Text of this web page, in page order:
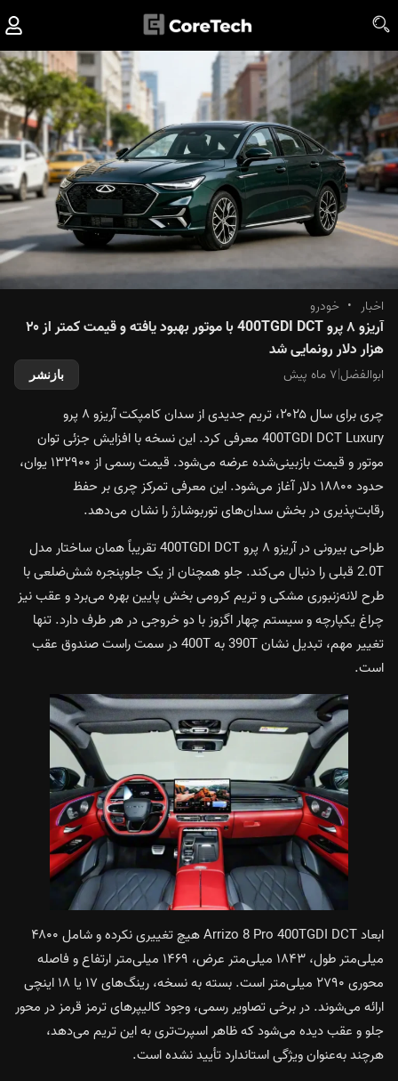
اخبار • خودرو
آریزو ۸ پرو 400TGDI DCT با موتور بهبود یافته و قیمت کمتر از ۲۰
هزار دلار رونمایی شد
ابوالفضل|۷ ماه پیش بازنشر
چری برای سال ۲۰۲۵، تریم جدیدی از سدان کامپکت آریزو ۸ پرو
400TGDI DCT Luxury معرفی کرد. این نسخه با افزایش جزئی توان
موتور و قیمت بازبینی‌شده عرضه می‌شود. قیمت رسمی از ۱۳۲۹۰۰ یوان،
حدود ۱۸۸۰۰ دلار آغاز می‌شود. این معرفی تمرکز چری بر حفظ
رقابت‌پذیری در بخش سدان‌های توربوشارژ را نشان می‌دهد.
طراحی بیرونی در آریزو ۸ پرو 400TGDI DCT تقریباً همان ساختار مدل
2.0T قبلی را دنبال می‌کند. جلو همچنان از یک جلوپنجره شش‌ضلعی با
طرح لانه‌زنبوری مشکی و تریم کرومی بخش پایین بهره می‌برد و عقب نیز
چراغ یکپارچه و سیستم چهار اگزوز با دو خروجی در هر طرف دارد. تنها
تغییر مهم، تبدیل نشان 390T به 400T در سمت راست صندوق عقب
است.
ابعاد Arrizo 8 Pro 400TGDI DCT هیچ تغییری نکرده و شامل ۴۸۰۰
میلی‌متر طول، ۱۸۴۳ میلی‌متر عرض، ۱۴۶۹ میلی‌متر ارتفاع و فاصله
محوری ۲۷۹۰ میلی‌متر است. بسته به نسخه، رینگ‌های ۱۷ یا ۱۸ اینچی
ارائه می‌شوند. در برخی تصاویر رسمی، وجود کالیپرهای ترمز قرمز در محور
جلو و عقب دیده می‌شود که ظاهر اسپرت‌تری به این تریم می‌دهد،
هرچند به‌عنوان ویژگی استاندارد تأیید نشده است.